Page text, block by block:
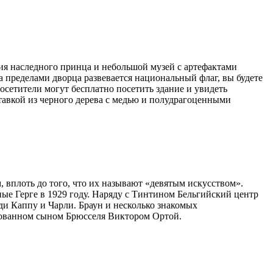
наследного принца и небольшой музей с артефактами
дворца развевается национальный флаг, вы будете
могут бесплатно посетить здание и увидеть
из черного дерева с медью и полудрагоценными
до того, что их называют «девятым искусством».
Герге в 1929 году. Наряду с Тинтином Бельгийский центр
Каппу и Чарли. Браун и несколько знакомых
сыном Брюсселя Виктором Ортой.